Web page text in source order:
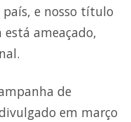
e nosso título
ameaçado,
de
em março